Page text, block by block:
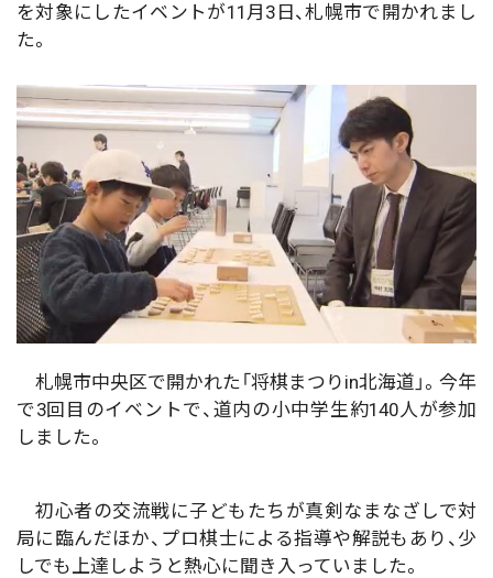
を対象にしたイベントが11月3日、札幌市で開かれまし
た。
札幌市中央区で開かれた「将棋まつりin北海道」。今年
で3回目のイベントで、道内の小中学生約140人が参加
しました。
初心者の交流戦に子どもたちが真剣なまなざしで対
局に臨んだほか、プロ棋士による指導や解説もあり、少
しでも上達しようと熱心に聞き入っていました。